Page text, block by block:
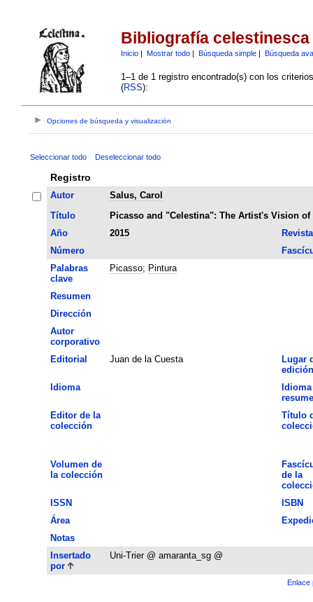
Bibliografía celestinesca
Inicio| Mostrar todo| Búsqueda simple| Búsqueda
1–1 de 1 registro encontrado(s) con los
(RSS):
Opciones de búsqueda y visualización
Seleccionar todo Deseleccionar todo
Registro
Autor
Salus, Carol
Título
Picasso and "Celestina": The Artist's Vision of
Año
2015
Revista
Número
Palabras
clave
Picasso; Pintura
Resumen
Dirección
Autor
corporativo
Editorial
Juan de la Cuesta
Lugar
edición
Idioma
Editor de la
colección
Título
Volumen de
la colección
de la
ISSN
ISBN
Área
Notas
Insertado
por
Uni-Trier @ amaranta_sg @
Enlace